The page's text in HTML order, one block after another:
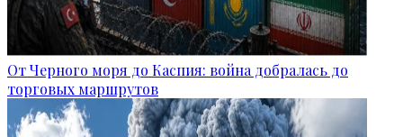
От Черного моря до Каспия: война добралась до
торговых маршрутов